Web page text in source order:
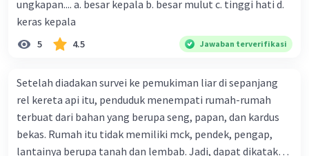
menjadi teks eksposisi yang padu adalah .... A. (1)-(2)-(3)-
(4)-(5) B. (2)-(1)-(3)-(4)-(5) C. (3)-(1)-(2)-(5)-(4) D. (3)-(5)-
(4)-(1)-(2) E. (5)-(1)-(3)-(4)-(2)
ungkapan.... a. besar kepala b. besar mulut c. tinggi hati d.
keras kepala
5 4.5 Jawaban terverifikasi
Setelah diadakan survei ke pemukiman liar di sepanjang
rel kereta api itu, penduduk menempati rumah-rumah
terbuat dari bahan yang berupa seng, papan, dan kardus
bekas. Rumah itu tidak memiliki mck, pendek, pengap,
lantainya berupa tanah dan lembab. Jadi, dapat dikatakan